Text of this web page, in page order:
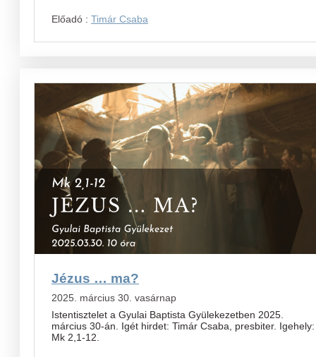
Előadó : Timár Csaba
Jézus … ma?
2025. március 30. vasárnap
Istentisztelet a Gyulai Baptista Gyülekezetben 2025.
március 30-án. Igét hirdet: Timár Csaba, presbiter. Igehely:
Mk 2,1-12.